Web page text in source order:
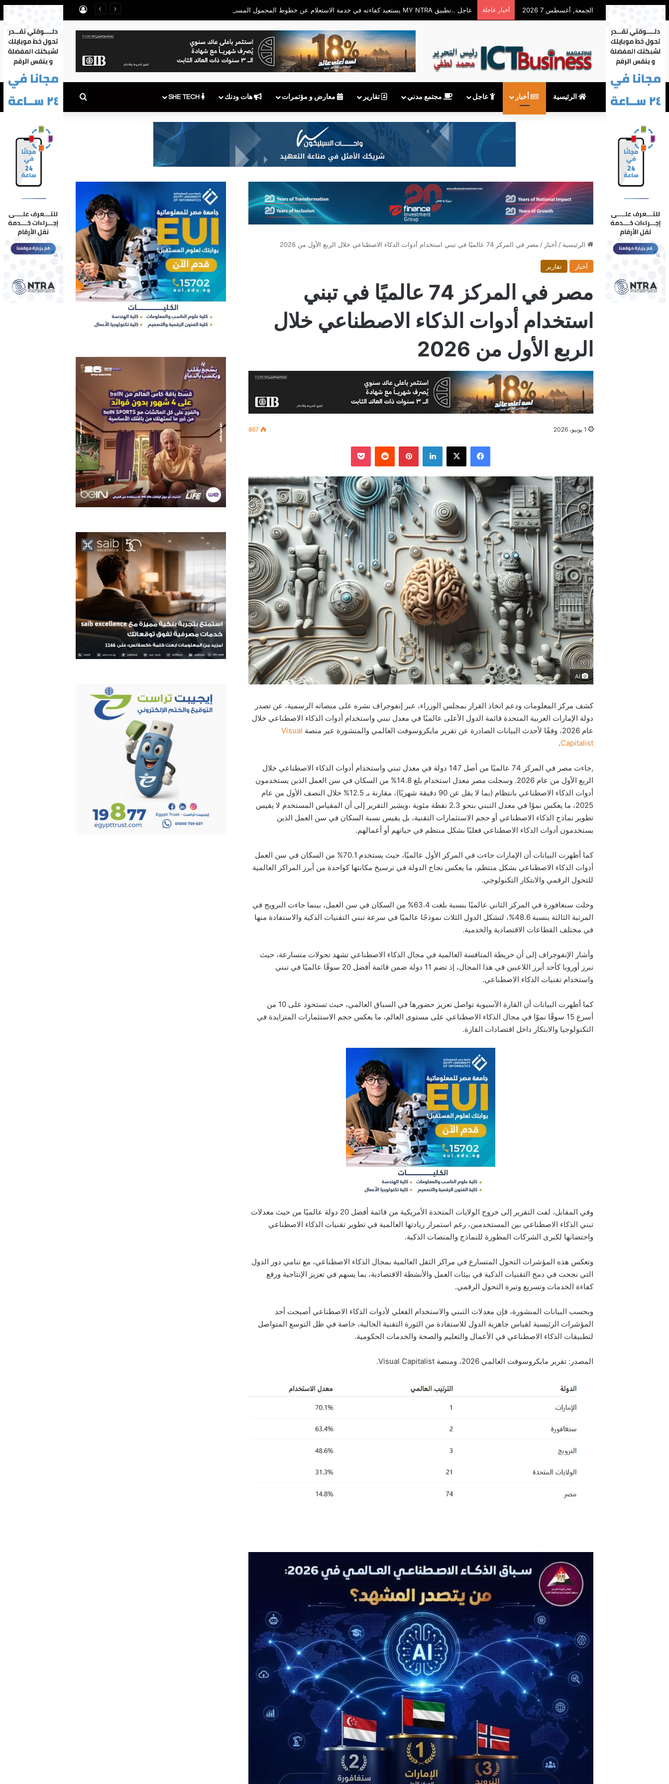
الجمعة, أغسطس 7 2026 أخبار عاجلة عاجل ..تطبيق MY NTRA يستعيد كفاءته في خدمة الاستعلام عن خطوط المحمول المسجلة تسجيل الدخول
الرئيسية أخبار عاجل مجتمع مدني تقارير معارض و مؤتمرات هات ودنك بحث عن
الرئيسية / أخبار / مصر في المركز 74 عالميًا في تبني استخدام أدوات الذكاء الاصطناعي خلال الربع الأول من 2026
أخبار تقارير
مصر في المركز 74 عالميًا في تبني
استخدام أدوات الذكاء الاصطناعي خلال
الربع الأول من 2026
1 يونيو، 2026 867
فيسبوك ‫X لينكدإن بينتيريست
‏Reddit
‫Pocket
AI
كشف مركز المعلومات ودعم اتخاذ القرار بمجلس الوزراء، عبر إنفوجراف نشره على منصاته الرسمية، عن تصدر
دولة الإمارات العربية المتحدة قائمة الدول الأعلى عالميًا في معدل تبني واستخدام أدوات الذكاء الاصطناعي خلال
عام 2026، وفقًا لأحدث البيانات الصادرة عن تقرير مايكروسوفت العالمي والمنشورة عبر منصة
Visual
Capitalist
.
,جاءت مصر في المركز 74 عالميًا من أصل 147 دولة في معدل تبني واستخدام أدوات الذكاء الاصطناعي خلال
الربع الأول من عام 2026. وسجلت مصر معدل استخدام بلغ 14.8% من السكان في سن العمل الذين يستخدمون
أدوات الذكاء الاصطناعي بانتظام (بما لا يقل عن 90 دقيقة شهريًا)، مقارنة بـ 12.5% خلال النصف الأول من عام
2025، ما يعكس نموًا في معدل التبني بنحو 2.3 نقطة مئوية ،ويشير التقرير إلى أن المقياس المستخدم لا يقيس
تطوير نماذج الذكاء الاصطناعي أو حجم الاستثمارات التقنية، بل يقيس نسبة السكان في سن العمل الذين
يستخدمون أدوات الذكاء الاصطناعي فعليًا بشكل منتظم في حياتهم أو أعمالهم.
كما أظهرت البيانات أن الإمارات جاءت في المركز الأول عالميًا، حيث يستخدم 70.1% من السكان في سن العمل
أدوات الذكاء الاصطناعي بشكل منتظم، ما يعكس نجاح الدولة في ترسيخ مكانتها كواحدة من أبرز المراكز العالمية
للتحول الرقمي والابتكار التكنولوجي.
وحلت سنغافورة في المركز الثاني عالميًا بنسبة بلغت 63.4% من السكان في سن العمل، بينما جاءت النرويج في
المرتبة الثالثة بنسبة 48.6%، لتشكل الدول الثلاث نموذجًا عالميًا في سرعة تبني التقنيات الذكية والاستفادة منها
في مختلف القطاعات الاقتصادية والخدمية.
وأشار الإنفوجراف إلى أن خريطة المنافسة العالمية في مجال الذكاء الاصطناعي تشهد تحولات متسارعة، حيث
تبرز أوروبا كأحد أبرز اللاعبين في هذا المجال، إذ تضم 11 دولة ضمن قائمة أفضل 20 سوقًا عالميًا في تبني
واستخدام تقنيات الذكاء الاصطناعي.
كما أظهرت البيانات أن القارة الآسيوية تواصل تعزيز حضورها في السباق العالمي، حيث تستحوذ على 10 من
أسرع 15 سوقًا نموًا في مجال الذكاء الاصطناعي على مستوى العالم، ما يعكس حجم الاستثمارات المتزايدة في
التكنولوجيا والابتكار داخل اقتصادات القارة.
وفي المقابل، لفت التقرير إلى خروج الولايات المتحدة الأمريكية من قائمة أفضل 20 دولة عالميًا من حيث معدلات
تبني الذكاء الاصطناعي بين المستخدمين، رغم استمرار ريادتها العالمية في تطوير تقنيات الذكاء الاصطناعي
واحتضانها لكبرى الشركات المطورة للنماذج والمنصات الذكية.
وتعكس هذه المؤشرات التحول المتسارع في مراكز الثقل العالمية بمجال الذكاء الاصطناعي، مع تنامي دور الدول
التي نجحت في دمج التقنيات الذكية في بيئات العمل والأنشطة الاقتصادية، بما يسهم في تعزيز الإنتاجية ورفع
كفاءة الخدمات وتسريع وتيرة التحول الرقمي.
وبحسب البيانات المنشورة، فإن معدلات التبني والاستخدام الفعلي لأدوات الذكاء الاصطناعي أصبحت أحد
المؤشرات الرئيسية لقياس جاهزية الدول للاستفادة من الثورة التقنية الحالية، خاصة في ظل التوسع المتواصل
لتطبيقات الذكاء الاصطناعي في الأعمال والتعليم والصحة والخدمات الحكومية.
المصدر: تقرير مايكروسوفت العالمي 2026، ومنصة Visual Capitalist.